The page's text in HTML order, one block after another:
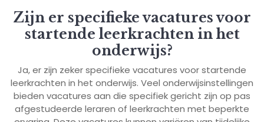
Zijn er specifieke vacatures voor
startende leerkrachten in het
onderwijs?
Ja, er zijn zeker specifieke vacatures voor startende
leerkrachten in het onderwijs. Veel onderwijsinstellingen
bieden vacatures aan die specifiek gericht zijn op pas
afgestudeerde leraren of leerkrachten met beperkte